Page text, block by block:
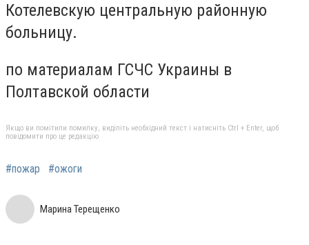
Котелевскую центральную районную
больницу.
по материалам ГСЧС Украины в
Полтавской области
Якщо ви помітили помилку, виділіть необхідний текст і натисніть Ctrl + Enter, щоб
повідомити про це редакцію
#пожар #ожоги
Марина Терещенко